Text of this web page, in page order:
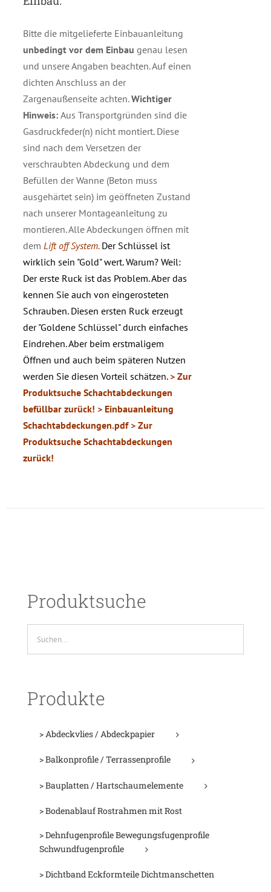
Bitte die mitgelieferte Einbauanleitung
unbedingt vor dem Einbau genau lesen
und unsere Angaben beachten. Auf einen
dichten Anschluss an der
Zargenaußenseite achten.Wichtiger
Hinweis: Aus Transportgründen sind die
Gasdruckfeder(n) nicht montiert. Diese
sind nach dem Versetzen der
verschraubten Abdeckung und dem
Befüllen der Wanne (Beton muss
ausgehärtet sein) im geöffneten Zustand
nach unserer Montageanleitung zu
montieren. Alle Abdeckungen öffnen mit
dem Lift off System. Der Schlüssel ist
wirklich sein "Gold" wert. Warum? Weil:
Der erste Ruck ist das Problem. Aber das
kennen Sie auch von eingerosteten
Schrauben. Diesen ersten Ruck erzeugt
der "Goldene Schlüssel" durch einfaches
Eindrehen. Aber beim erstmaligem
Öffnen und auch beim späteren Nutzen
werden Sie diesen Vorteil schätzen. > Zur
Produktsuche Schachtabdeckungen
befüllbar zurück! > Einbauanleitung
Schachtabdeckungen.pdf > Zur
Produktsuche Schachtabdeckungen
zurück!
Produktsuche
Produkte
> Abdeckvlies / Abdeckpapier
> Balkonprofile / Terrassenprofile
> Bauplatten / Hartschaumelemente
> Bodenablauf Rostrahmen mit Rost
> Dehnfugenprofile Bewegungsfugenprofile
Schwundfugenprofile
> Dichtband Eckformteile Dichtmanschetten